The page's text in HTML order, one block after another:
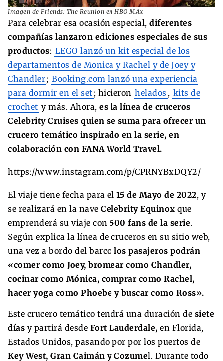
Imagen de Friends: The Reunion en HBO MAx
Para celebrar esa ocasión especial, diferentes
compañías lanzaron ediciones especiales de sus
productos: LEGO lanzó un kit especial de los
departamentos de Monica y Rachel y de Joey y
Chandler; Booking.com lanzó una experiencia
para dormir en el set ; hicieron helados , kits de
crochet y más. Ahora, es la línea de cruceros
Celebrity Cruises quien se suma para ofrecer un
crucero temático inspirado en la serie, en
colaboración con FANA World Travel.
https://www.instagram.com/p/CPRNYBxDQY2/
El viaje tiene fecha para el 15 de Mayo de 2022, y
se realizará en la nave Celebrity Equinox que
emprenderá su viaje con 500 fans de la serie.
Según explica la línea de cruceros en su sitio web,
una vez a bordo del barco los pasajeros podrán
«comer como Joey, bromear como Chandler,
cocinar como Mónica, comprar como Rachel,
hacer yoga como Phoebe y buscar como Ross».
Este crucero temático tendrá una duración de siete
días y partirá desde Fort Lauderdale, en Florida,
Estados Unidos, pasando por por los puertos de
Key West, Gran Caimán y Cozumel. Durante todo